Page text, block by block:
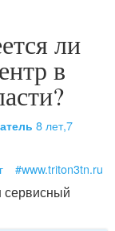
ли
в
8 лет,7
#www.triton3tn.ru